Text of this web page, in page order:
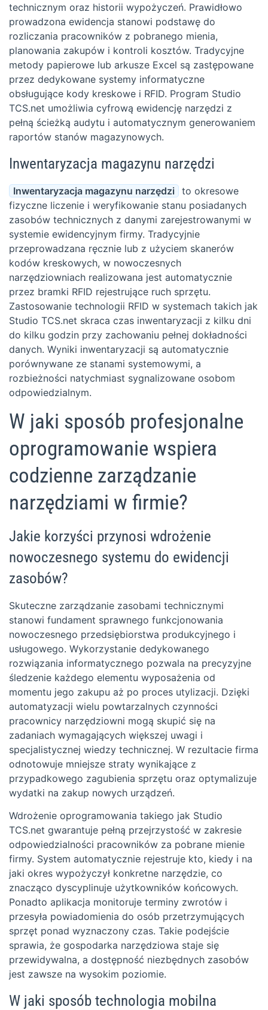
technicznym oraz historii wypożyczeń. Prawidłowo
prowadzona ewidencja stanowi podstawę do
rozliczania pracowników z pobranego mienia,
planowania zakupów i kontroli kosztów. Tradycyjne
metody papierowe lub arkusze Excel są zastępowane
przez dedykowane systemy informatyczne
obsługujące kody kreskowe i RFID. Program Studio
TCS.net umożliwia cyfrową ewidencję narzędzi z
pełną ścieżką audytu i automatycznym generowaniem
raportów stanów magazynowych.
Inwentaryzacja magazynu narzędzi
Inwentaryzacja magazynu narzędzi
to okresowe
fizyczne liczenie i weryfikowanie stanu posiadanych
zasobów technicznych z danymi zarejestrowanymi w
systemie ewidencyjnym firmy. Tradycyjnie
przeprowadzana ręcznie lub z użyciem skanerów
kodów kreskowych, w nowoczesnych
narzędziowniach realizowana jest automatycznie
przez bramki RFID rejestrujące ruch sprzętu.
Zastosowanie technologii RFID w systemach takich jak
Studio TCS.net skraca czas inwentaryzacji z kilku dni
do kilku godzin przy zachowaniu pełnej dokładności
danych. Wyniki inwentaryzacji są automatycznie
porównywane ze stanami systemowymi, a
rozbieżności natychmiast sygnalizowane osobom
odpowiedzialnym.
W jaki sposób profesjonalne
oprogramowanie wspiera
codzienne zarządzanie
narzędziami w firmie?
Jakie korzyści przynosi wdrożenie
nowoczesnego systemu do ewidencji
zasobów?
Skuteczne zarządzanie zasobami technicznymi
stanowi fundament sprawnego funkcjonowania
nowoczesnego przedsiębiorstwa produkcyjnego i
usługowego. Wykorzystanie dedykowanego
rozwiązania informatycznego pozwala na precyzyjne
śledzenie każdego elementu wyposażenia od
momentu jego zakupu aż po proces utylizacji. Dzięki
automatyzacji wielu powtarzalnych czynności
pracownicy narzędziowni mogą skupić się na
zadaniach wymagających większej uwagi i
specjalistycznej wiedzy technicznej. W rezultacie firma
odnotowuje mniejsze straty wynikające z
przypadkowego zagubienia sprzętu oraz optymalizuje
wydatki na zakup nowych urządzeń.
Wdrożenie oprogramowania takiego jak Studio
TCS.net gwarantuje pełną przejrzystość w zakresie
odpowiedzialności pracowników za pobrane mienie
firmy. System automatycznie rejestruje kto, kiedy i na
jaki okres wypożyczył konkretne narzędzie, co
znacząco dyscyplinuje użytkowników końcowych.
Ponadto aplikacja monitoruje terminy zwrotów i
przesyła powiadomienia do osób przetrzymujących
sprzęt ponad wyznaczony czas. Takie podejście
sprawia, że gospodarka narzędziowa staje się
przewidywalna, a dostępność niezbędnych zasobów
jest zawsze na wysokim poziomie.
W jaki sposób technologia mobilna